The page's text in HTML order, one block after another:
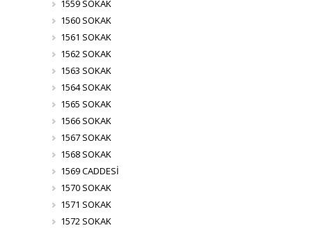
1559 SOKAK
1560 SOKAK
1561 SOKAK
1562 SOKAK
1563 SOKAK
1564 SOKAK
1565 SOKAK
1566 SOKAK
1567 SOKAK
1568 SOKAK
1569 CADDESİ
1570 SOKAK
1571 SOKAK
1572 SOKAK